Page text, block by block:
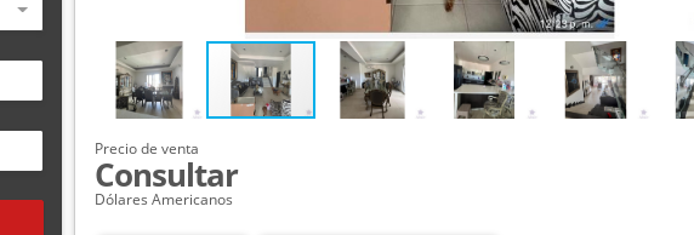
Precio de venta
Consultar
Dólares Americanos